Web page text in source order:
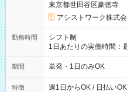
東京都世田谷区豪徳寺
アシストワーク株式
勤務時間
シフト制
1日あたりの実働時間：
勤務 勤務：月・水・金 休み：火
可能です！ ※1日あたりの最大実働時間は日勤、夜勤共に勤務し
期間 単発・1日のみOK
特徴
週1日からOK / 日払い